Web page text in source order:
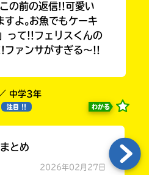
の前の返信!!可愛い
よ｡お魚でもケーキ
」って!!フェリスくんの
ァンサがすぎる〜!!
中学3年
注目 !! わかる
とめ
2026年02月27日